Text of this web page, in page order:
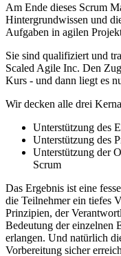
Am Ende dieses Scrum
Hintergrundwissen und
Aufgaben in agilen
Sie sind qualifiziert und
Scaled Agile Inc. Den
Kurs - und dann liegt es
Wir decken alle drei
Unterstützung des
Unterstützung des
Unterstützung der
Scrum
Das Ergebnis ist eine
die Teilnehmer ein tiefes
Prinzipien, der
Bedeutung der einzelnen
erlangen. Und natürlich
Vorbereitung sicher